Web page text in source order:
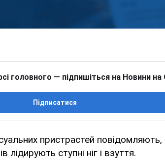
головного — підпишіться на Новини на
Підписатися
пристрастей
ступні ніг і взуття.